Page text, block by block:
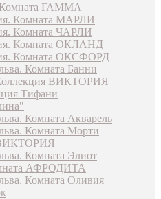
ГАММА
Комната МАРЛИ
Комната ЧАРЛИ
Комната ОКЛАНД
Комната ОКСФОРД
Комната Банни
ВИКТОРИЯ
Тифани
Комната Акварель
Комната Морти
Комната Элиот
АФРОДИТА
Комната Оливия